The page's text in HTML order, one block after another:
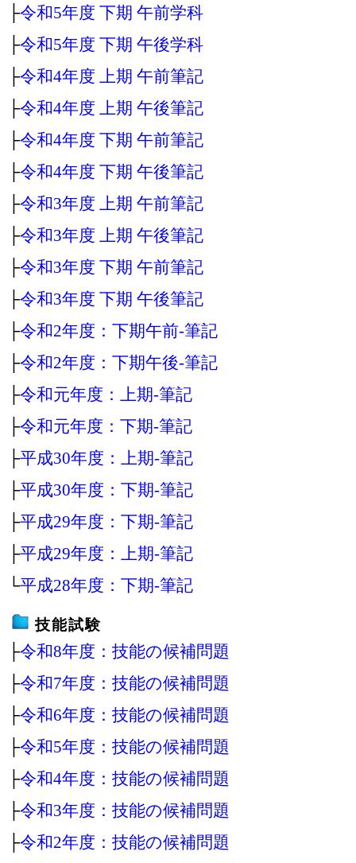
├令和5年度 下期 午前学科
├令和5年度 下期 午後学科
├令和4年度 上期 午前筆記
├令和4年度 上期 午後筆記
├令和4年度 下期 午前筆記
├令和4年度 下期 午後筆記
├令和3年度 上期 午前筆記
├令和3年度 上期 午後筆記
├令和3年度 下期 午前筆記
├令和3年度 下期 午後筆記
├令和2年度：下期午前‐筆記
├令和2年度：下期午後‐筆記
├令和元年度：上期‐筆記
├令和元年度：下期‐筆記
├平成30年度：上期‐筆記
├平成30年度：下期‐筆記
├平成29年度：下期‐筆記
├平成29年度：上期‐筆記
└平成28年度：下期‐筆記
技能試験
├令和8年度：技能の候補問題
├令和7年度：技能の候補問題
├令和6年度：技能の候補問題
├令和5年度：技能の候補問題
├令和4年度：技能の候補問題
├令和3年度：技能の候補問題
├令和2年度：技能の候補問題